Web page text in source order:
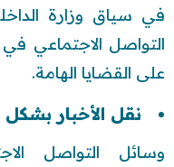
في سياق وزارة
التواصل الاجتماعي
على القضايا الهامة.
نقل الأخبار
وسائل التواصل